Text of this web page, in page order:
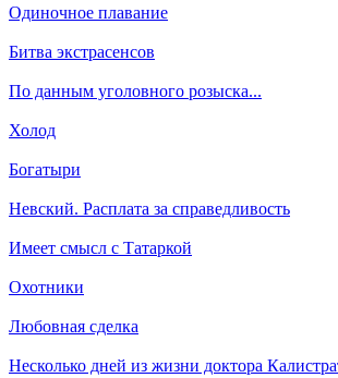
Одиночное плавание
Битва экстрасенсов
По данным уголовного розыска...
Холод
Богатыри
Невский. Расплата за справедливость
Имеет смысл с Татаркой
Охотники
Любовная сделка
Несколько дней из жизни доктора